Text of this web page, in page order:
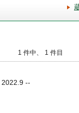
1 件中、 1 件目
--